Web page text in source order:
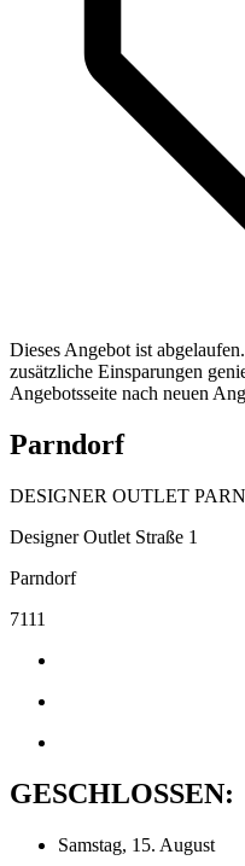
Dieses Angebot ist
zusätzliche Einsparungen
Angebotsseite nach neuen
Parndorf
DESIGNER OUTLET
Designer Outlet Straße 1
Parndorf
7111
GESCHLOSSEN:
Samstag, 15. August